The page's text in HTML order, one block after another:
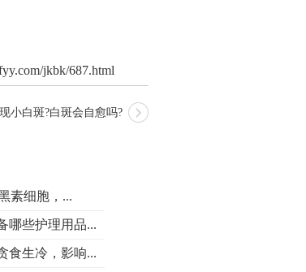
jkbk/687.html
小白斑?白斑会自愈吗?
素细胞，...
哪些护理用品...
食生冷，影响...